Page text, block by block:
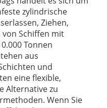
zylindrische
Ziehen,
Schiffen mit
Tonnen
aus
und
eine flexible,
Alternative zu
Wenn Sie